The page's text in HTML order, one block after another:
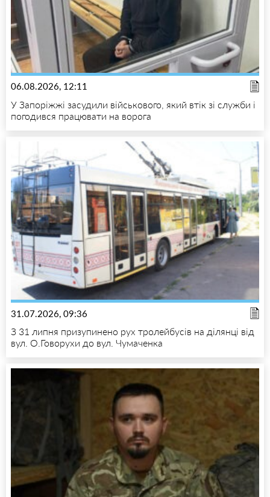
06.08.2026, 12:11
У Запоріжжі засудили військового, який втік зі служби і
погодився працювати на ворога
31.07.2026, 09:36
З 31 липня призупинено рух тролейбусів на ділянці від
вул. О.Говорухи до вул. Чумаченка